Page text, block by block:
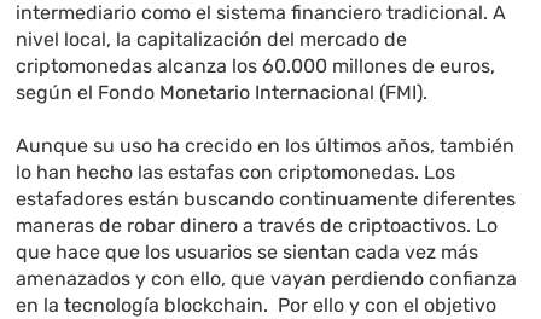
intermediario como el sistema financiero tradicional. A
nivel local, la capitalización del mercado de
criptomonedas alcanza los 60.000 millones de euros,
según el Fondo Monetario Internacional (FMI).
Aunque su uso ha crecido en los últimos años, también
lo han hecho las estafas con criptomonedas. Los
estafadores están buscando continuamente diferentes
maneras de robar dinero a través de criptoactivos. Lo
que hace que los usuarios se sientan cada vez más
amenazados y con ello, que vayan perdiendo confianza
en la tecnología blockchain. Por ello y con el objetivo